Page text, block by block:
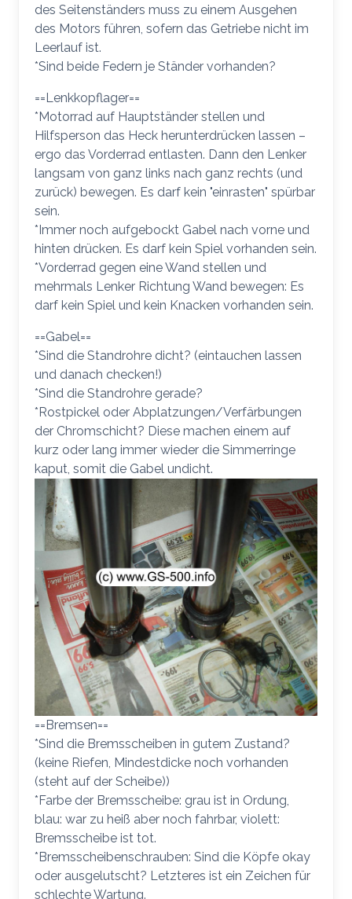
des Seitenständers muss zu einem Ausgehen
des Motors führen, sofern das Getriebe nicht im
Leerlauf ist.
*Sind beide Federn je Ständer vorhanden?
==Lenkkopflager==
*Motorrad auf Hauptständer stellen und
Hilfsperson das Heck herunterdrücken lassen –
ergo das Vorderrad entlasten. Dann den Lenker
langsam von ganz links nach ganz rechts (und
zurück) bewegen. Es darf kein "einrasten" spürbar
sein.
*Immer noch aufgebockt Gabel nach vorne und
hinten drücken. Es darf kein Spiel vorhanden sein.
*Vorderrad gegen eine Wand stellen und
mehrmals Lenker Richtung Wand bewegen: Es
darf kein Spiel und kein Knacken vorhanden sein.
==Gabel==
*Sind die Standrohre dicht? (eintauchen lassen
und danach checken!)
*Sind die Standrohre gerade?
*Rostpickel oder Abplatzungen/Verfärbungen
der Chromschicht? Diese machen einem auf
kurz oder lang immer wieder die Simmerringe
kaput, somit die Gabel undicht.
==Bremsen==
*Sind die Bremsscheiben in gutem Zustand?
(keine Riefen, Mindestdicke noch vorhanden
(steht auf der Scheibe))
*Farbe der Bremsscheibe: grau ist in Ordung,
blau: war zu heiß aber noch fahrbar, violett:
Bremsscheibe ist tot.
*Bremsscheibenschrauben: Sind die Köpfe okay
oder ausgelutscht? Letzteres ist ein Zeichen für
schlechte Wartung.